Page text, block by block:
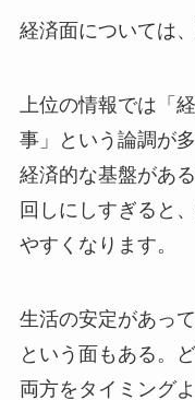
経済面については
上位の情報では「
事」という論調が
経済的な基盤があ
回しにしすぎると
やすくなります。
生活の安定があっ
という面もある。
両方をタイミング